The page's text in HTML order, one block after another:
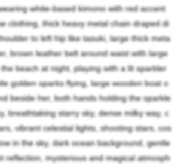
white-based kimono with red accent
clothing, thick heavy metal chain draped di
to left hip like tasuki, large thick meta
brown leather belt around waist with large
beach at night, playing with a lit sparkler
golden sparks flying, large wooden boat o
beside her, both hands holding the sparkle
breathtaking starry sky, dense milky way, c
vibrant celestial lights, shooting stars, cos
in the sky, dark ocean background, gentle
reflection, mysterious and magical atmosph